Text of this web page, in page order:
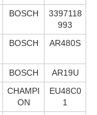
BOSCH
3397118
993
BOSCH AR480S
BOSCH
AR19U
CHAMPI
ON
EU48C0
1